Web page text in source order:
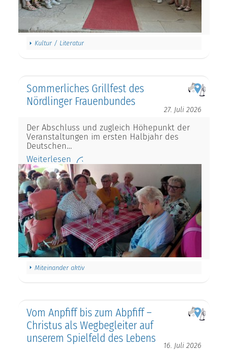
Kultur / Literatur
Sommerliches Grillfest des
Nördlinger Frauenbundes
27. Juli 2026
Der Abschluss und zugleich Höhepunkt der
Veranstaltungen im ersten Halbjahr des
Deutschen…
Weiterlesen
Miteinander aktiv
Vom Anpfiff bis zum Abpfiff –
Christus als Wegbegleiter auf
unserem Spielfeld des Lebens
16. Juli 2026